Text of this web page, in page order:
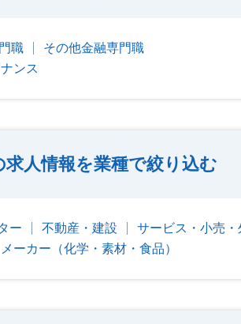
職
その他金融専門職
ンス
求人情報を業種で絞り込む
ー 不動産・建設
サービス・小売・
メーカー（化学・素材・食品）